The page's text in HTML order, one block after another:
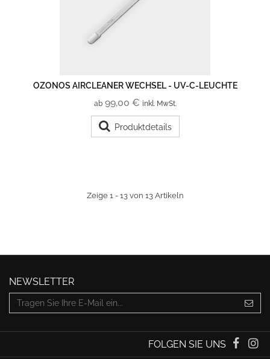
OZONOS AIRCLEANER WECHSEL - UV-C-LEUCHTE
ab 99,00 € inkl. MwSt.
Produktdetails
Zeige 1 - 13 von 13 Artikeln
NEWSLETTER
FOLGEN SIE UNS